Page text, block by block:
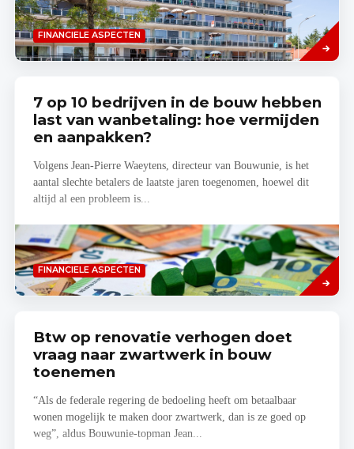
FINANCIELE ASPECTEN
Lees
meer
7 op 10 bedrijven in de bouw hebben
last van wanbetaling: hoe vermijden
en aanpakken?
Volgens Jean-Pierre Waeytens, directeur van Bouwunie, is het
aantal slechte betalers de laatste jaren toegenomen, hoewel dit
altijd al een probleem is...
FINANCIELE ASPECTEN
Lees
meer
Btw op renovatie verhogen doet
vraag naar zwartwerk in bouw
toenemen
“Als de federale regering de bedoeling heeft om betaalbaar
wonen mogelijk te maken door zwartwerk, dan is ze goed op
weg”, aldus Bouwunie-topman Jean...